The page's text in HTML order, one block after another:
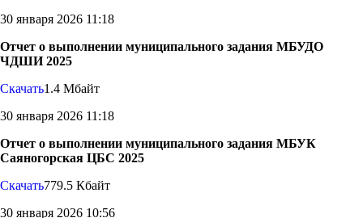
30 января 2026 11:18
Отчет о выполнении муниципального задания МБУДО
ЧДШИ 2025
Скачать1.4 Мбайт
30 января 2026 11:18
Отчет о выполнении муниципального задания МБУК
Саяногорская ЦБС 2025
Скачать779.5 Кбайт
30 января 2026 10:56